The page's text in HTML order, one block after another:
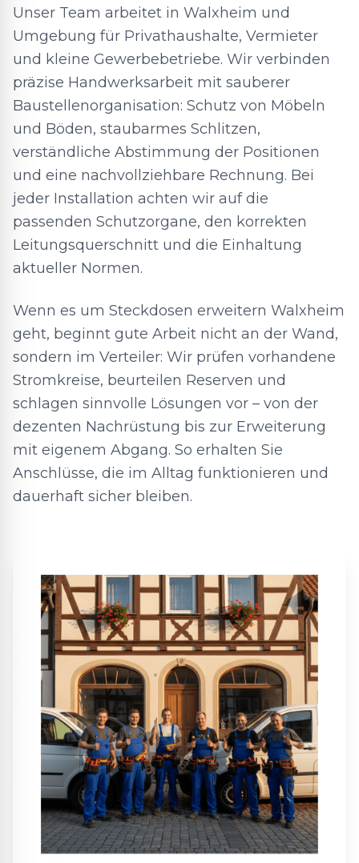
Unser Team arbeitet in Walxheim und
Umgebung für Privathaushalte, Vermieter
und kleine Gewerbebetriebe. Wir verbinden
präzise Handwerksarbeit mit sauberer
Baustellenorganisation: Schutz von Möbeln
und Böden, staubarmes Schlitzen,
verständliche Abstimmung der Positionen
und eine nachvollziehbare Rechnung. Bei
jeder Installation achten wir auf die
passenden Schutzorgane, den korrekten
Leitungsquerschnitt und die Einhaltung
aktueller Normen.
Wenn es um Steckdosen erweitern Walxheim
geht, beginnt gute Arbeit nicht an der Wand,
sondern im Verteiler: Wir prüfen vorhandene
Stromkreise, beurteilen Reserven und
schlagen sinnvolle Lösungen vor – von der
dezenten Nachrüstung bis zur Erweiterung
mit eigenem Abgang. So erhalten Sie
Anschlüsse, die im Alltag funktionieren und
dauerhaft sicher bleiben.